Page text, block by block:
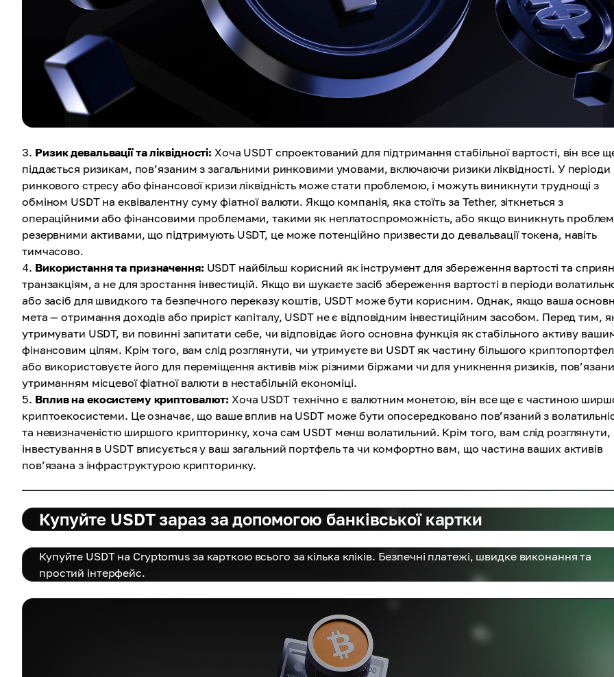
Ризик девальвації та ліквідності: Хоча USDT спроектований для підтримання стабільної вартості, він все
піддається ризикам, пов’язаним з загальними ринковими умовами, включаючи ризики ліквідності. У періоди
ринкового стресу або фінансової кризи ліквідність може стати проблемою, і можуть виникнути труднощі з
обміном USDT на еквівалентну суму фіатної валюти. Якщо компанія, яка стоїть за Tether, зіткнеться з
операційними або фінансовими проблемами, такими як неплатоспроможність, або якщо виникнуть
резервними активами, що підтримують USDT, це може потенційно призвести до девальвації токена, навіть
тимчасово.
Використання та призначення: USDT найбільш корисний як інструмент для збереження вартості та
транзакціям, а не для зростання інвестицій. Якщо ви шукаєте засіб збереження вартості в періоди
або засіб для швидкого та безпечного переказу коштів, USDT може бути корисним. Однак, якщо ваша
мета — отримання доходів або приріст капіталу, USDT не є відповідним інвестиційним засобом. Перед тим,
утримувати USDT, ви повинні запитати себе, чи відповідає його основна функція як стабільного активу
фінансовим цілям. Крім того, вам слід розглянути, чи утримуєте ви USDT як частину більшого
або використовуєте його для переміщення активів між різними біржами чи для уникнення ризиків,
утриманням місцевої фіатної валюти в нестабільній економіці.
Вплив на екосистему криптовалют: Хоча USDT технічно є валютним монетою, він все ще є частиною
криптоекосистеми. Це означає, що ваше вплив на USDT може бути опосередковано пов’язаний з
та невизначеністю ширшого крипторинку, хоча сам USDT менш волатильний. Крім того, вам слід розглянути,
інвестування в USDT вписується у ваш загальний портфель та чи комфортно вам, що частина ваших активів
пов’язана з інфраструктурою крипторинку.
Купуйте USDT зараз за допомогою банківської картки
Купуйте USDT на Cryptomus за карткою всього за кілька кліків. Безпечні платежі, швидке виконання та
простий інтерфейс.